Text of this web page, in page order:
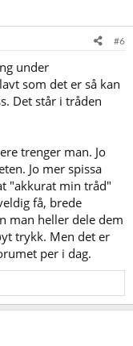
#6
under
som det er så kan
Det står i tråden
trenger man. Jo
Jo mer spissa
"akkurat min tråd"
få, brede
man heller dele dem
trykk. Men det er
per i dag.